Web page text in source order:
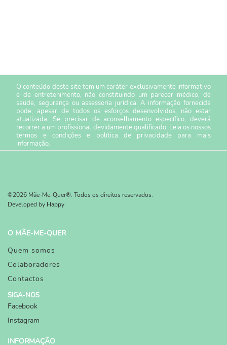
O conteúdo deste site tem um caráter exclusivamente informativo
e de entretenimento, não constituindo um parecer médico, de
saúde, segurança ou assessoria jurídica. A informação fornecida
pode, apesar de todos os esforços desenvolvidos, não estar
atualizada. Se precisar de aconselhamento específico, deverá
recorrer a um profissional devidamente qualificado. Leia os nossos
termos e condiçõese política de privacidade para mais
informação.
©2026 Mãe-Me-Quer®. Todos os direitos reservados.
Developed by Happy
O MÃE-ME-QUER
Quem somos
Colaboradores
Contactos
SIGA-NOS
Facebook
Instagram
INFORMAÇÃO